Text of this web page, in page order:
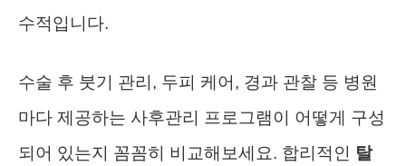
수적입니다.
수술 후 붓기 관리, 두피 케어, 경과 관찰 등 병원
마다 제공하는 사후관리 프로그램이 어떻게 구성
되어 있는지 꼼꼼히 비교해보세요. 합리적인 탈